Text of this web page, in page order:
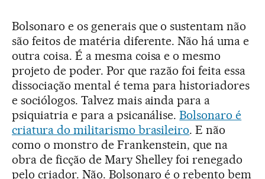
Bolsonaro e os generais que o sustentam não
são feitos de matéria diferente. Não há uma e
outra coisa. É a mesma coisa e o mesmo
projeto de poder. Por que razão foi feita essa
dissociação mental é tema para historiadores
e sociólogos. Talvez mais ainda para a
psiquiatria e para a psicanálise.Bolsonaro é
criatura do militarismo brasileiro. E não
como o monstro de Frankenstein, que na
obra de ficção de Mary Shelley foi renegado
pelo criador. Não. Bolsonaro é o rebento bem